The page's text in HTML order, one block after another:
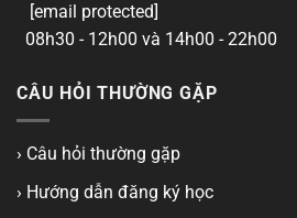
[email protected]
08h30 - 12h00 và 14h00 - 22h00
CÂU HỎI THƯỜNG GẶP
› Câu hỏi thường gặp
› Hướng dẫn đăng ký học